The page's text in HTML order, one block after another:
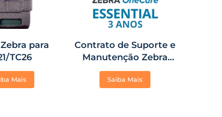
para
TC26
Mais
Contrato de Suporte e
Manutenção Zebra
OneCare Essential de 3
Anos – Coletor TC21
Saiba Mais